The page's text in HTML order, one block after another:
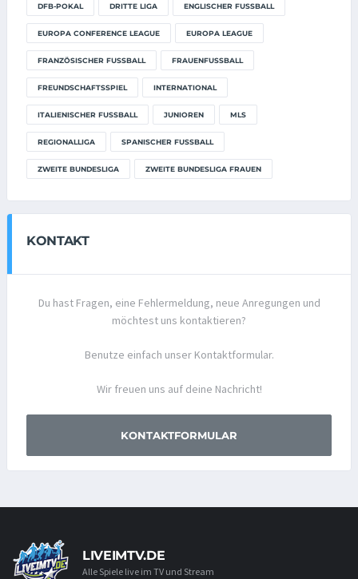
DFB-POKAL DRITTE LIGA ENGLISCHER FUSSBALL
EUROPA CONFERENCE LEAGUE EUROPA LEAGUE
FRANZÖSISCHER FUSSBALL FRAUENFUSSBALL
FREUNDSCHAFTSSPIEL INTERNATIONAL
ITALIENISCHER FUSSBALL JUNIOREN MLS
REGIONALLIGA SPANISCHER FUSSBALL
ZWEITE BUNDESLIGA ZWEITE BUNDESLIGA FRAUEN
KONTAKT
Du hast Fragen, eine Fehlermeldung, neue Anregungen und
möchtest uns kontaktieren?
Benutze einfach unser Kontaktformular.
Wir freuen uns auf deine Nachricht!
KONTAKTFORMULAR
LIVEIMTV.DE
Alle Spiele live im TV und Stream